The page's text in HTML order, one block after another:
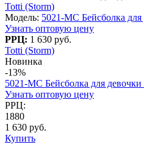
Totti (Storm)
Модель: 5021-MC Бейсболка
Узнать оптовую цену
РРЦ: 1 630 руб.
Totti (Storm)
Новинка
-13%
5021-MC Бейсболка для
Узнать оптовую цену
РРЦ:
1880
1 630 руб.
Купить